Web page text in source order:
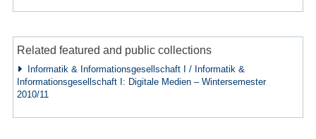
Related featured and public collections
Informatik & Informationsgesellschaft I / Informatik &
Informationsgesellschaft I: Digitale Medien – Wintersemester
2010/11